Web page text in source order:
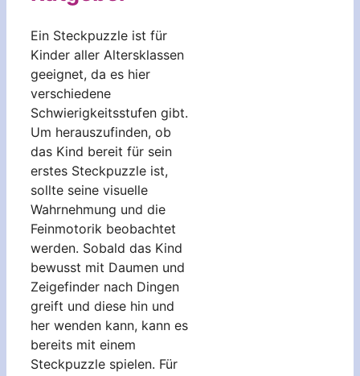
Ein Steckpuzzle ist für
Kinder aller Altersklassen
geeignet, da es hier
verschiedene
Schwierigkeitsstufen gibt.
Um herauszufinden, ob
das Kind bereit für sein
erstes Steckpuzzle ist,
sollte seine visuelle
Wahrnehmung und die
Feinmotorik beobachtet
werden. Sobald das Kind
bewusst mit Daumen und
Zeigefinder nach Dingen
greift und diese hin und
her wenden kann, kann es
bereits mit einem
Steckpuzzle spielen. Für